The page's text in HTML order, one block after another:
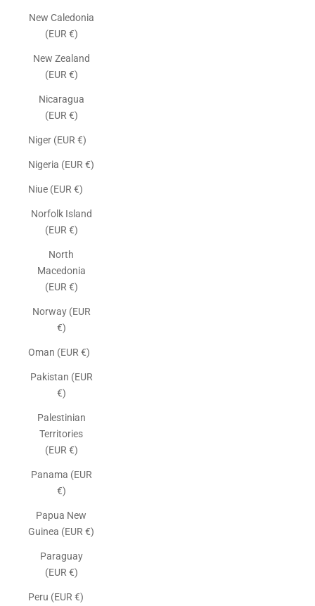
New Caledonia
(EUR €)
New Zealand
(EUR €)
Nicaragua
(EUR €)
Niger (EUR €)
Nigeria (EUR €)
Niue (EUR €)
Norfolk Island
(EUR €)
North
Macedonia
(EUR €)
Norway (EUR
€)
Oman (EUR €)
Pakistan (EUR
€)
Palestinian
Territories
(EUR €)
Panama (EUR
€)
Papua New
Guinea (EUR €)
Paraguay
(EUR €)
Peru (EUR €)